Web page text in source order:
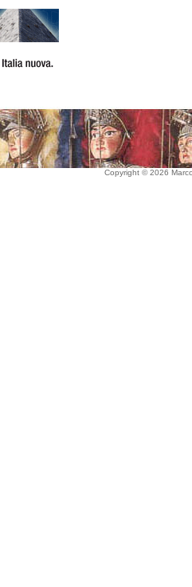
Copyright © 2026